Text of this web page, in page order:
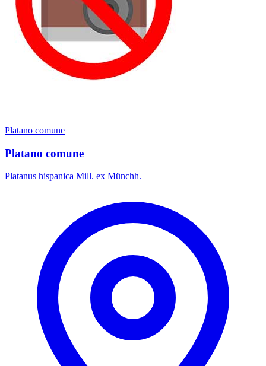
Platano comune
Platano comune
Platanus hispanica Mill. ex Münchh.